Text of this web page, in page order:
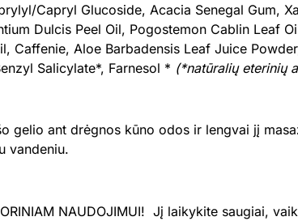
Capryl Glucoside, Acacia Senegal Gum,
Dulcis Peel Oil, Pogostemon Cablin Leaf
Caffenie, Aloe Barbadensis Leaf Juice
Salicylate*, Farnesol * (*natūralių eterinių
gelio ant drėgnos kūno odos ir lengvai jį
vandeniu.
NAUDOJIMUI! Jį laikykite saugiai,